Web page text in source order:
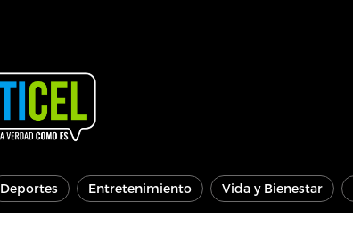
Deportes Entretenimiento Vida y Bienestar